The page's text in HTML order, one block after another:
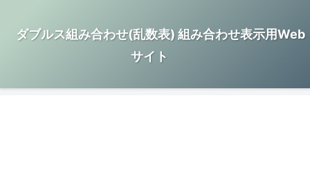
ダブルス組み合わせ(乱数表) 組み合わせ表示用Web
サイト